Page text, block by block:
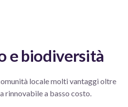
e biodiversità
locale molti vantaggi oltre
rinnovabile a basso costo.